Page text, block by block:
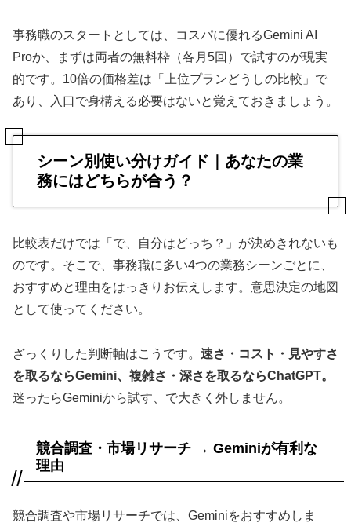
事務職のスタートとしては、コスパに優れるGemini AI
Proか、まずは両者の無料枠（各月5回）で試すのが現実
的です。10倍の価格差は「上位プランどうしの比較」で
あり、入口で身構える必要はないと覚えておきましょう。
シーン別使い分けガイド｜あなたの業
務にはどちらが合う？
比較表だけでは「で、自分はどっち？」が決めきれないも
のです。そこで、事務職に多い4つの業務シーンごとに、
おすすめと理由をはっきりお伝えします。意思決定の地図
として使ってください。
ざっくりした判断軸はこうです。 速さ・コスト・見やすさ
を取るならGemini、複雑さ・深さを取るならChatGPT。
迷ったらGeminiから試す、で大きく外しません。
競合調査・市場リサーチ → Geminiが有利な
理由
競合調査や市場リサーチでは、Geminiをおすすめしま